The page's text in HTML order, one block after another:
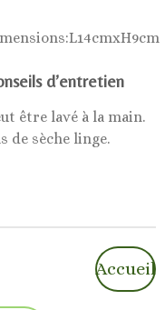
d’entretien
être lavé à la main.
de sèche linge.
Accueil